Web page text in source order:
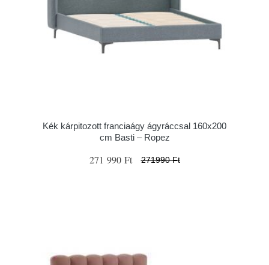
Kék kárpitozott franciaágy ágyráccsal 160x200
cm Basti – Ropez
271 990 Ft 271990 Ft